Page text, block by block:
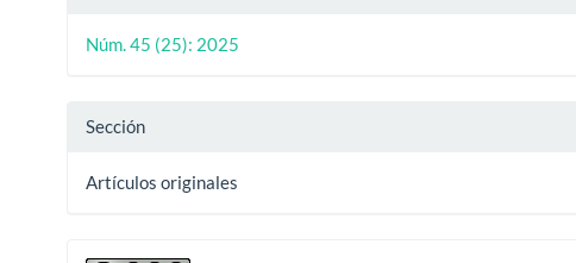
Núm. 45 (25): 2025
Sección
Artículos originales